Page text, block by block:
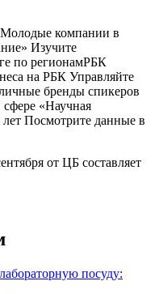
компании в
Изучите
по регионамРБК
на РБК Управляйте
бренды спикеров
«Научная
лет Посмотрите данные в
от ЦБ составляет
посуду: